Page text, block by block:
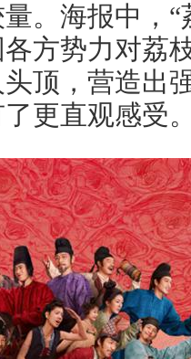
。海报中，
方势力对荔
顶，营造出
更直观感受